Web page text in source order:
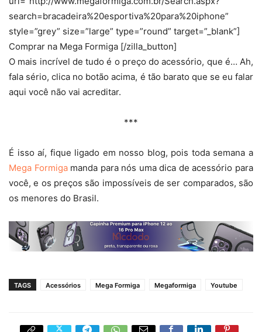
search=bracadeira%20esportiva%20para%20iphone”
style=”grey” size=”large” type=”round” target=”_blank”]
Comprar na Mega Formiga [/zilla_button]
O mais incrível de tudo é o preço do acessório, que é… Ah,
fala sério, clica no botão acima, é tão barato que se eu falar
aqui você não vai acreditar.
***
É isso aí, fique ligado em nosso blog, pois toda semana a
Mega Formigamanda para nós uma dica de acessório para
você, e os preços são impossíveis de ser comparados, são
os menores do Brasil.
TAGS Acessórios Mega Formiga Megaformiga Youtube